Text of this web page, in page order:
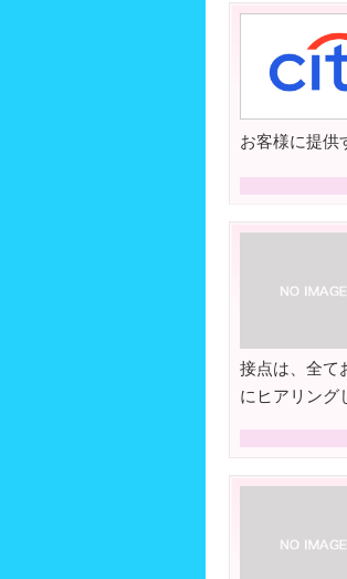
お客様に提供
接点は、全て
にヒアリング